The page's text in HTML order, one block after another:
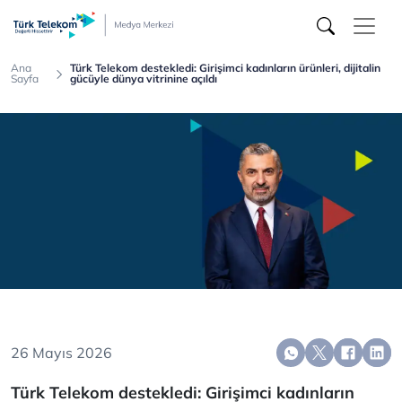
Telekom
Medya
Ana
Sayfa
Türk Telekom destekledi: Girişimci kadınların ürünleri, dijitalin
gücüyle dünya vitrinine açıldı
26 Mayıs 2026
Türk Telekom destekledi: Girişimci kadınların